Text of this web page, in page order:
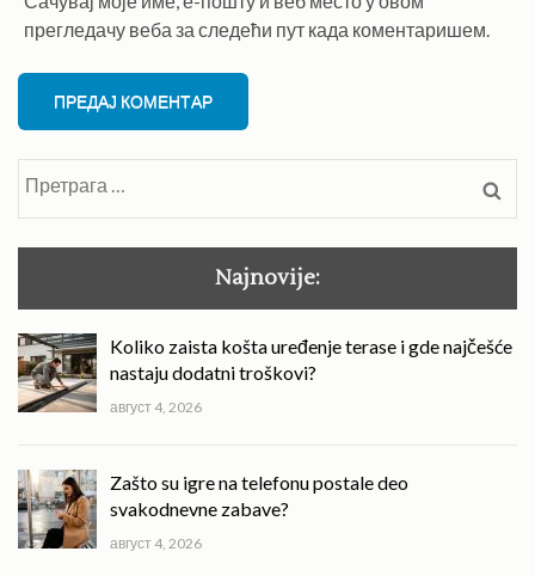
прегледачу веба за следећи пут када коментаришем.
Najnovije:
Koliko zaista košta uređenje terase i gde najčešće
nastaju dodatni troškovi?
август 4, 2026
Zašto su igre na telefonu postale deo
svakodnevne zabave?
август 4, 2026